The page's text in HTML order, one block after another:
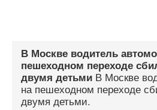
В Москве водитель
пешеходном переходе
двумя детьми В Москве
на пешеходном переходе
двумя детьми.